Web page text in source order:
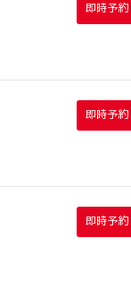
即時予約
即時予約
即時予約